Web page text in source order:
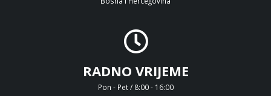
RADNO VRIJEME
Pon - Pet / 8:00 - 16:00